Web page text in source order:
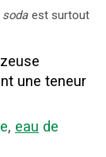
soda est surtout
une teneur
, eau de